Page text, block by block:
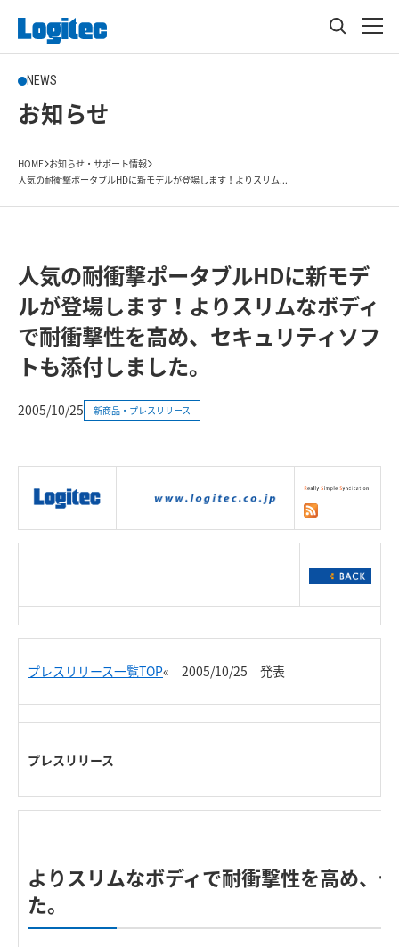
NEWS
お知らせ
HOME お知らせ・サポート情報
人気の耐衝撃ポータブルHDに新モデルが登場します！よりスリム...
人気の耐衝撃ポータブルHDに新モデ
ルが登場します！よりスリムなボディ
で耐衝撃性を高め、セキュリティソフ
トも添付しました。
2005/10/25 新商品・プレスリリース
プレスリリース一覧TOP« 2005/10/25 発表
プレスリリース
よりスリムなボディで耐衝撃性を高め、
た。